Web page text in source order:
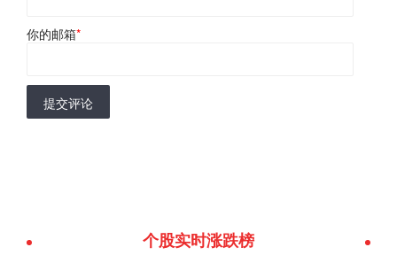
你的邮箱*
提交评论
个股实时涨跌榜